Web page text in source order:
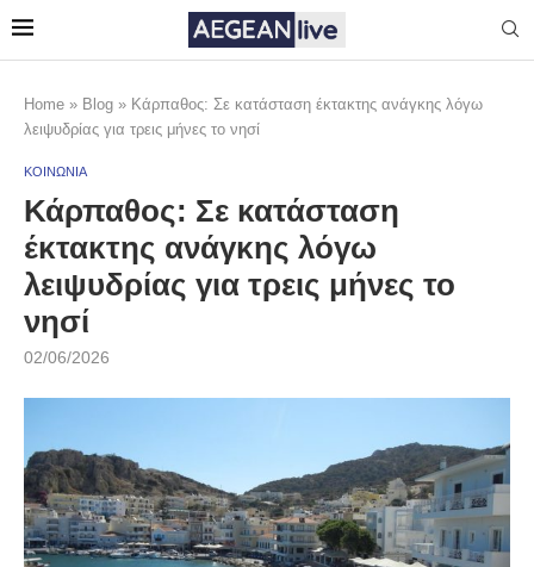
Home » Blog » Κάρπαθος: Σε κατάσταση έκτακτης ανάγκης λόγω
λειψυδρίας για τρεις μήνες το νησί
ΚΟΙΝΩΝΙΑ
Κάρπαθος: Σε κατάσταση
έκτακτης ανάγκης λόγω
λειψυδρίας για τρεις μήνες το
νησί
02/06/2026